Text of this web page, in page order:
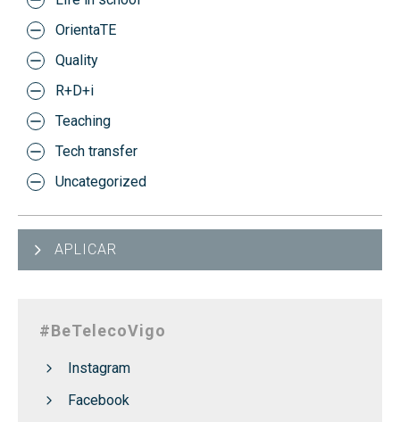
OrientaTE
Quality
R+D+i
Teaching
Tech transfer
Uncategorized
APLICAR
#BeTelecoVigo
Instagram
Facebook